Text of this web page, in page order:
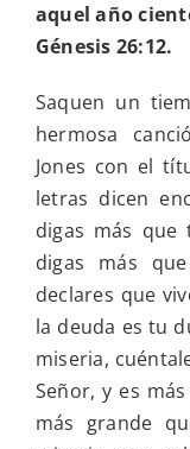
aquel año
Génesis 26:12.
Saquen un
hermosa
Jones con el
letras dicen
digas más que
digas más
declares que
la deuda es tu
miseria,
Señor, y es
más grande